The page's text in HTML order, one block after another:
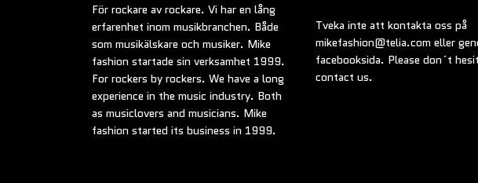
För rockare av rockare. Vi har en lång
erfarenhet inom musikbranchen. Både
som musikälskare och musiker. Mike
fashion startade sin verksamhet 1999.
For rockers by rockers. We have a long
experience in the music industry. Both
as musiclovers and musicians. Mike
fashion started its business in 1999.
Tveka inte att kontakta oss på
mikefashion@telia.com eller
facebooksida. Please don´t
contact us.